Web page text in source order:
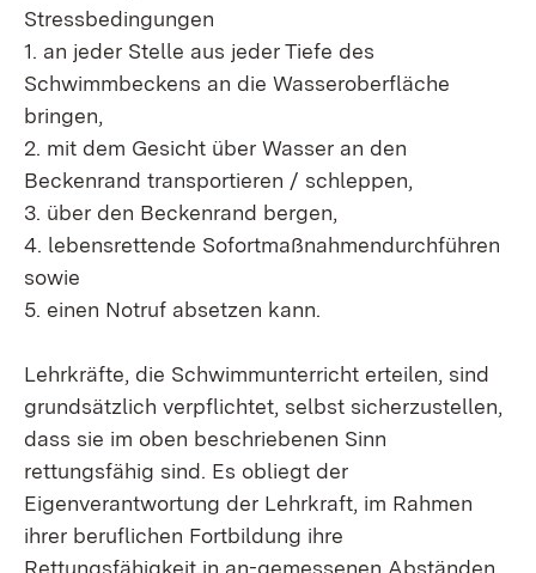
Stressbedingungen
1. an jeder Stelle aus jeder Tiefe des
Schwimmbeckens an die Wasseroberfläche
bringen,
2. mit dem Gesicht über Wasser an den
Beckenrand transportieren / schleppen,
3. über den Beckenrand bergen,
4. lebensrettende Sofortmaßnahmendurchführen
sowie
5. einen Notruf absetzen kann.
Lehrkräfte, die Schwimmunterricht erteilen, sind
grundsätzlich verpflichtet, selbst sicherzustellen,
dass sie im oben beschriebenen Sinn
rettungsfähig sind. Es obliegt der
Eigenverantwortung der Lehrkraft, im Rahmen
ihrer beruflichen Fortbildung ihre
Rettungsfähigkeit in an-gemessenen Abständen